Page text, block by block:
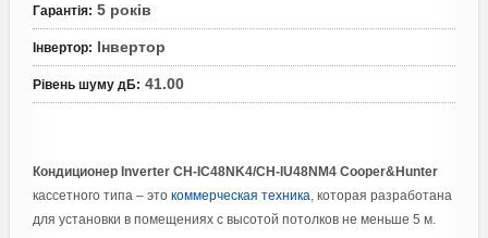
Гарантія: 5 років
Інвертор: Інвертор
Рівень шуму дБ: 41.00
Кондиционер Inverter CH-IC48NK4/CH-IU48NM4 Cooper&Hunter
кассетного типа – это коммерческая техника, которая разработана
для установки в помещениях с высотой потолков не меньше 5 м.